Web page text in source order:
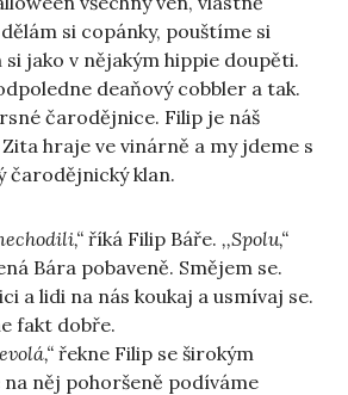
si copánky, pouštíme si
jako v nějakým hippie doupěti.
deaňový cobbler a tak.
čarodějnice. Filip je náš
hraje ve vinárně a my jdeme s
čarodějnický klan.
říká Filip Báře. ,,Spolu,“
Bára pobaveně. Smějem se.
a lidi na nás koukaj a usmívaj se.
fakt dobře.
řekne Filip se širokým
na něj pohoršeně podíváme